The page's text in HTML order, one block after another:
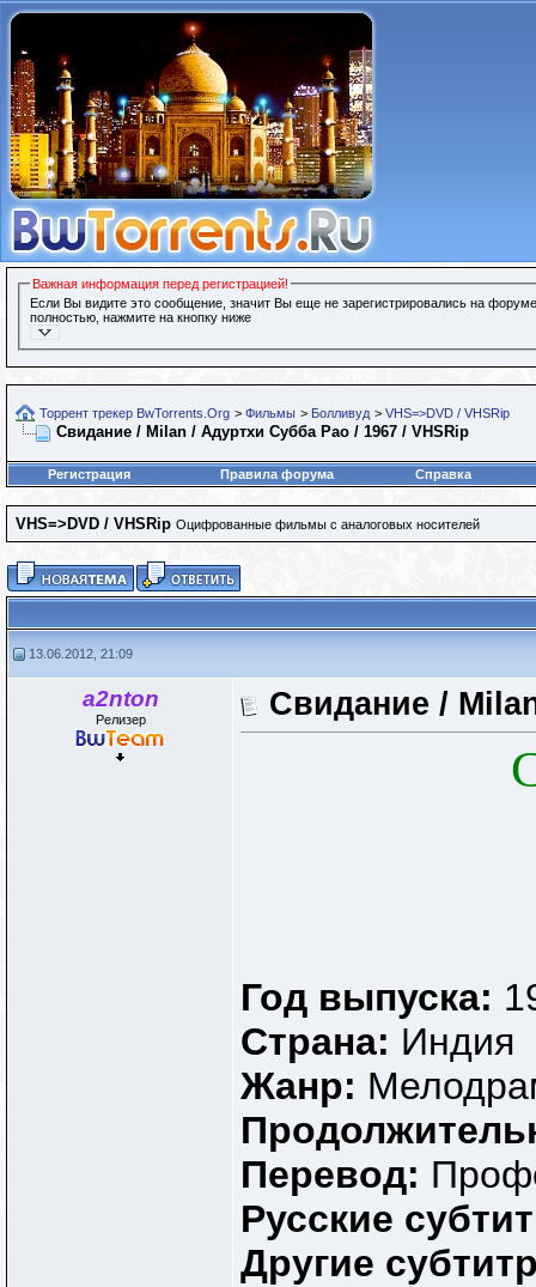
Важная информация перед регистрацией!
Если Вы видите это сообщение, значит Вы еще не зарегистрировались на
полностью, нажмите на кнопку ниже
Торрент трекер BwTorrents.Org > Фильмы > Болливуд > VHS=>DVD / VHSRip
Свидание / Milan / Адуртхи Субба Рао / 1967 / VHSRip
Регистрация Правила форума Справка
VHS=>DVD / VHSRip Оцифрованные фильмы с аналоговых носителей
13.06.2012, 21:09
a2nton
Релизер Свидание /
Год выпуска:
Страна: Индия
Жанр:
Перевод:
Русские
Другие